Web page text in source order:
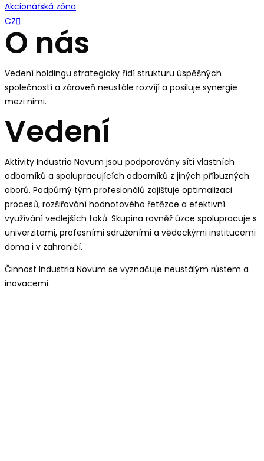
Akcionářská zóna
CZ
SK
EN
O nás
Vedení holdingu strategicky řídí strukturu úspěšných
společností a zároveň neustále rozvíjí a posiluje synergie
mezi nimi.
Vedení
Aktivity Industria Novum jsou podporovány sítí vlastních
odborníků a spolupracujících odborníků z jiných příbuzných
oborů. Podpůrný tým profesionálů zajišťuje optimalizaci
procesů, rozšiřování hodnotového řetězce a efektivní
využívání vedlejších toků. Skupina rovněž úzce spolupracuje s
univerzitami, profesními sdruženími a vědeckými institucemi
doma i v zahraničí.
Činnost Industria Novum se vyznačuje neustálým růstem a
inovacemi.